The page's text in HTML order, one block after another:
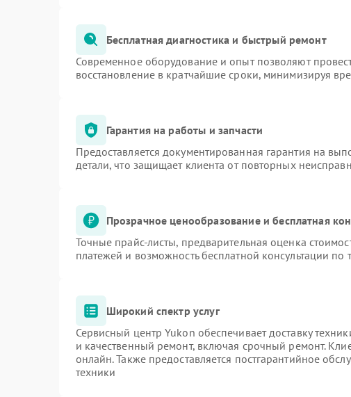
Бесплатная диагностика и быстрый ремонт
Современное оборудование и опыт позволяют
восстановление в кратчайшие сроки, минимизируя
Гарантия на работы и запчасти
Предоставляется документированная гарантия на
детали, что защищает клиента от повторных
Прозрачное ценообразование и бесплатная
Точные прайс-листы, предварительная оценка
платежей и возможность бесплатной консультации по
Широкий спектр услуг
Сервисный центр Yukon обеспечивает доставку
и качественный ремонт, включая срочный ремонт.
онлайн. Также предоставляется постгарантийное
техники